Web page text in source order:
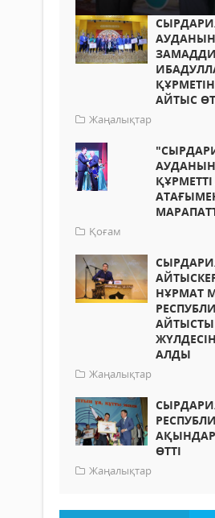
АЙТЫС
Жаңалықтар
Қоғам
НҰРМАТ
АЛДЫ
Жаңалықтар
ӨТТІ
Жаңалықтар